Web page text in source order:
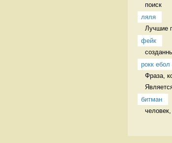
поиск
ляля
Лучшие
фейк
рокк ебол
Фраза,
битман